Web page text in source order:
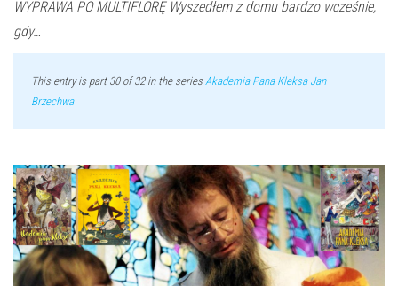
WYPRAWA PO MULTIFLORĘ Wyszedłem z domu bardzo wcześnie,
gdy…
This entry is part 30 of 32 in the series Akademia Pana Kleksa Jan
Brzechwa